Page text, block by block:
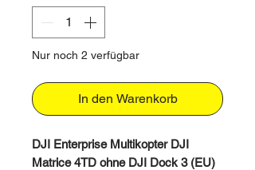
Nur noch 2 verfügbar
In den Warenkorb
DJI Enterprise Multikopter DJI
Matrice 4TD ohne DJI Dock 3 (EU)